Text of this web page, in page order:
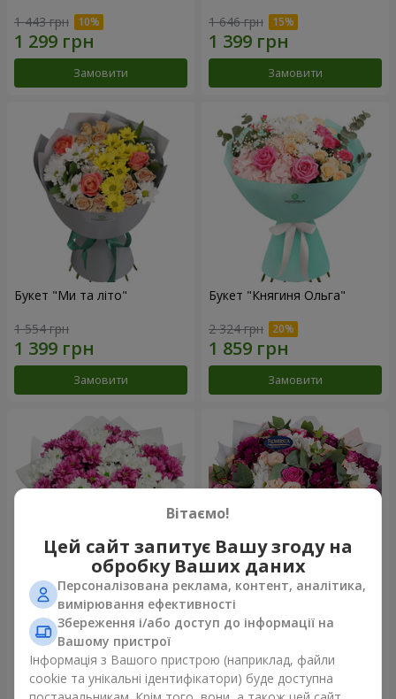
1 443 грн
Замовити
1 646 грн
Замовити
Букет "Ми та літо"
1 554 грн
Замовити
Букет "Княгиня Ольга"
2 324 грн
Замовити
Букет "Струни серця"
2 370 грн
Замовити
Букет "Все для тебе ...!"
Замовити
Вітаємо!
Цей сайт запитує Вашу згоду на
обробку Ваших даних
Персоналізована реклама, контент, аналітика,
вимірювання ефективності
Збереження і/або доступ до інформації на
Вашому пристрої
Інформація з Вашого пристрою (наприклад, файли
cookie та унікальні ідентифікатори) буде доступна